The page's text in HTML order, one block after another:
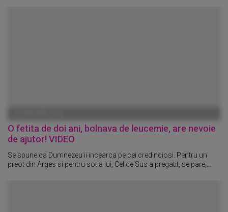
O fetita de doi ani, bolnava de leucemie, are nevoie
de ajutor! VIDEO
Se spune ca Dumnezeu ii incearca pe cei credinciosi. Pentru un
preot din Arges si pentru sotia lui, Cel de Sus a pregatit, se pare,...